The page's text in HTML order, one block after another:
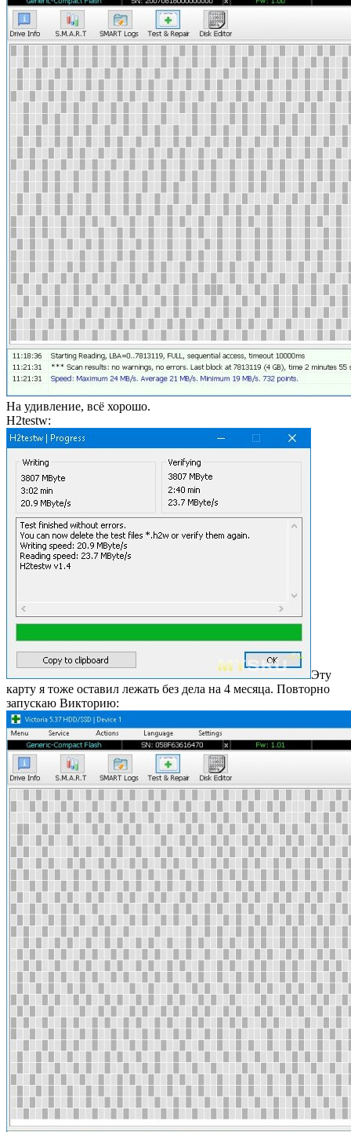
На удивление, всё хорошо.
H2testw:
Эту
карту я тоже оставил лежать без дела на 4 месяца. Повторно
запускаю Викторию: